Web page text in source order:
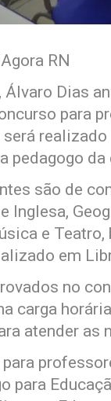
RN
Dias
para
pedagogo
são de
Inglesa,
e
em
no
carga
atender as
para